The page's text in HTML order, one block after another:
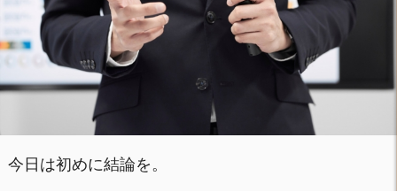
今日は初めに結論を。